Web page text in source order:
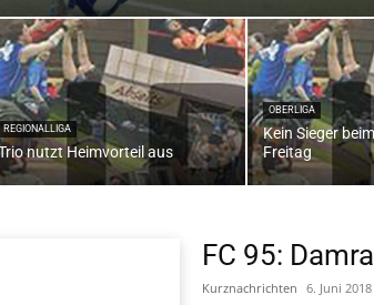
REGIONALLIGA
nutzt Heimvorteil aus
OBERLIGA
Kein Sieger
Freitag
FC 95:
Kurznachrichten 6. Juni